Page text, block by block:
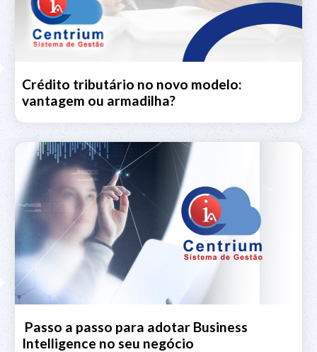
Crédito tributário no novo modelo:
vantagem ou armadilha?
Passo a passo para adotar Business
Intelligence no seu negócio